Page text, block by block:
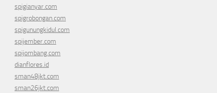
spigianyar.com
spigrobongan.com
spigunungkidul.com
spijember.com
spijombang.com
dianflores.id
sman48jkt.com
sman26jkt.com